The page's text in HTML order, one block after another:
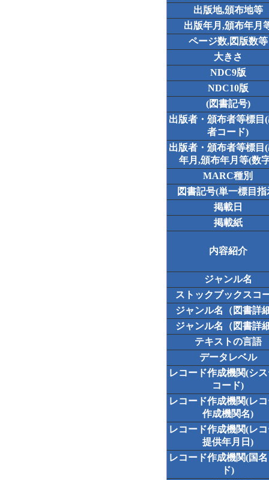
出版地,頒布地等
出版年月,頒布年月
ページ数,図版数等
大きさ
NDC9版
NDC10版
(図書記号)
出版者・頒布者等標目
者コード)
出版者・頒布者等標目
年月,頒布年月等(数
MARC種別
図書記号(単一標目指
掲載日
掲載紙
内容紹介
ジャンル名
ストックブックスコ
ジャンル名（図書詳
ジャンル名（図書詳
テキストの言語
データレベル
レコード作成機関(シ
コード)
レコード作成機関(レ
作成機関名)
レコード作成機関(レ
提供年月日)
レコード作成機関(国
ド)